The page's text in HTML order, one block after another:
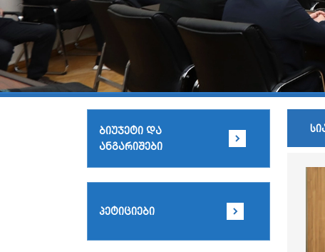
ბიუჯეტი და
ანგარიშები
პეტიციები